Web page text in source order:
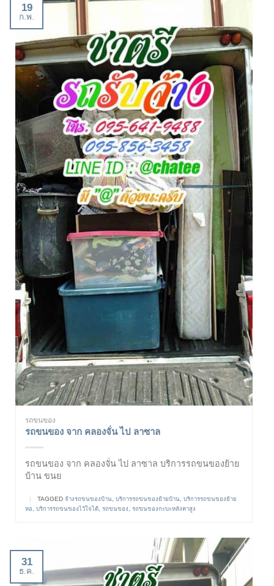
19
ก.พ.
รถขนของ
รถขนของ จาก คลองจั่น ไป ลาซาล
รถขนของ จาก คลองจั่น ไป ลาซาล บริการรถขนของย้าย
บ้าน ขนย
| TAGGED จ้างรถขนของบ้าน บริการรถขนของย้ายบ้าน บริการรถขนของย้าย
หอ
บริการรถขนของไว้ใจได้ รถขนของ รถขนของกะบะหลังคาสูง
31
ธ.ค.